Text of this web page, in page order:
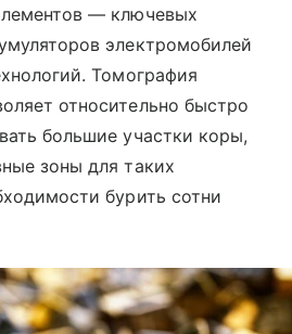
— ключевых
электромобилей
Томография
относительно быстро
большие участки коры,
зоны для таких
бурить сотни